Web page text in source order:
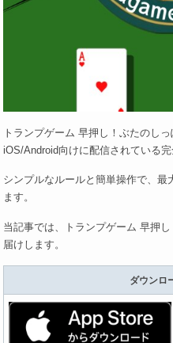
トランプゲーム 早押し！ぶたのし
iOS/Android向けに配信されている
シンプルなルールと簡単操作で、
ます。
当記事では、トランプゲーム 早押
届けします。
ダウンロ